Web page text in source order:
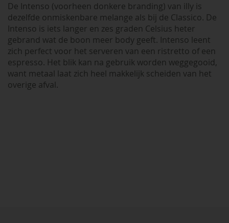
De Intenso (voorheen donkere branding) van illy is
dezelfde onmiskenbare melange als bij de Classico. De
Intenso is iets langer en zes graden Celsius heter
gebrand wat de boon meer body geeft. Intenso leent
zich perfect voor het serveren van een ristretto of een
espresso. Het blik kan na gebruik worden weggegooid,
want metaal laat zich heel makkelijk scheiden van het
overige afval.